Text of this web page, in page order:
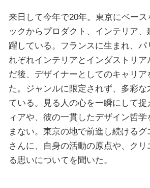
来日して今年で20年。東京にベース
ックからプロダクト、インテリア
躍している。フランスに生まれ、
れぞれインテリアとインダストリ
だ後、デザイナーとしてのキャリア
た。ジャンルに限定されず、多彩
ている。見る人の心を一瞬にして
ィアや、彼の一貫したデザイン哲
まない。東京の地で前進し続けるグ
さんに、自身の活動の原点や、ク
る思いについてを聞いた。